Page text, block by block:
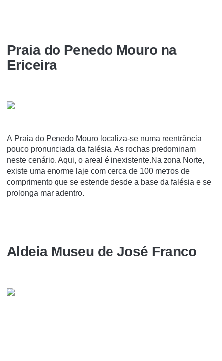
Praia do Penedo Mouro na
Ericeira
A Praia do Penedo Mouro localiza-se numa reentrância
pouco pronunciada da falésia. As rochas predominam
neste cenário. Aqui, o areal é inexistente.Na zona Norte,
existe uma enorme laje com cerca de 100 metros de
comprimento que se estende desde a base da falésia e se
prolonga mar adentro.
Aldeia Museu de José Franco